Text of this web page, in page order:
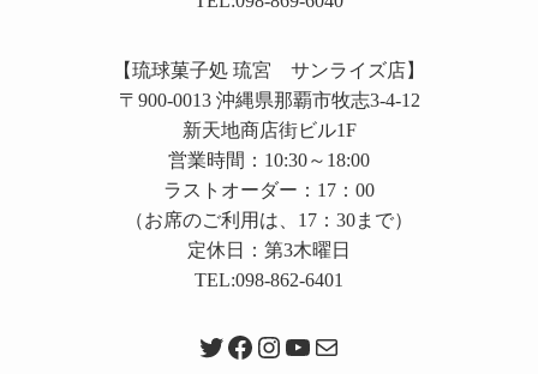
【琉球菓子処 琉宮 サンライズ店】
〒900-0013 沖縄県那覇市牧志3-4-12
新天地商店街ビル1F
営業時間：10:30～18:00
ラストオーダー：17：00
（お席のご利用は、17：30まで）
定休日：第3木曜日
TEL:098-862-6401
Twitter
Facebook
Instagram
YouTube
メール